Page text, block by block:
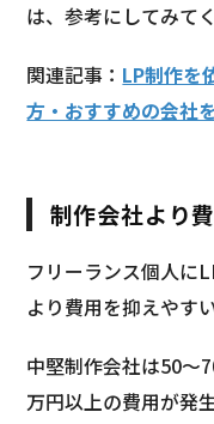
は、参考にしてみて
関連記事： LP制作を
方・おすすめの会社
制作会社より
フリーランス個人に
より費用を抑えやす
中堅制作会社は50〜
万円以上の費用が発